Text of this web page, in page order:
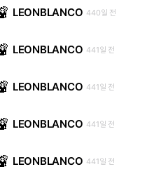
LEONBLANCO 440일 전
LEONBLANCO 441일 전
LEONBLANCO 441일 전
LEONBLANCO 441일 전
LEONBLANCO 441일 전